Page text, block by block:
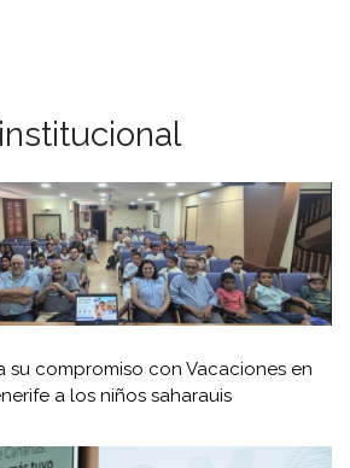
su compromiso con Vacaciones en
a los niños saharauis